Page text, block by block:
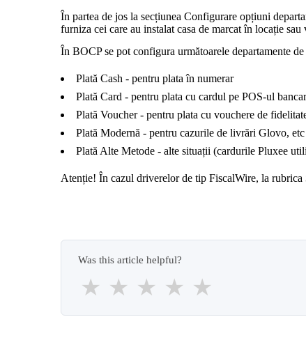
În partea de jos la secțiunea Configurare opțiuni
furniza cei care au instalat casa de marcat în locație
În BOCP se pot configura următoarele departamente de
Plată Cash - pentru plata în numerar
Plată Card - pentru plata cu cardul pe POS-ul bancar
Plată Voucher - pentru plata cu vouchere de
Plată Modernă - pentru cazurile de livrări Glovo, etc
Plată Alte Metode - alte situații (cardurile Pluxee
Atenție! În cazul driverelor de tip FiscalWire, la rubrica
Was this article helpful?
★ ★ ★ ★ ★